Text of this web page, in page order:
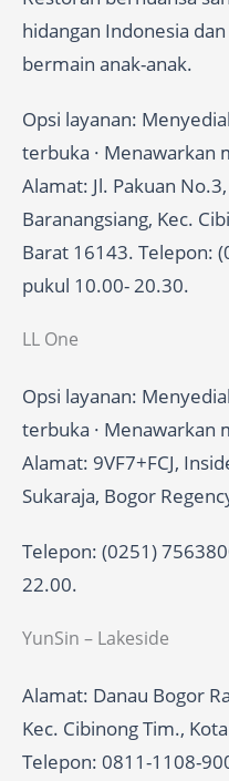
hidangan Indonesia
bermain anak-anak.
Opsi layanan:
terbuka · Menawarkan
Alamat: Jl. Pakuan
Baranangsiang, Kec.
Barat 16143. Telepon:
pukul 10.00- 20.30.
LL One
Opsi layanan:
terbuka · Menawarkan
Alamat: 9VF7+FCJ,
Sukaraja, Bogor
Telepon: (0251)
22.00.
YunSin – Lakeside
Alamat: Danau Bogor
Kec. Cibinong Tim.,
Telepon: 0811-1108-